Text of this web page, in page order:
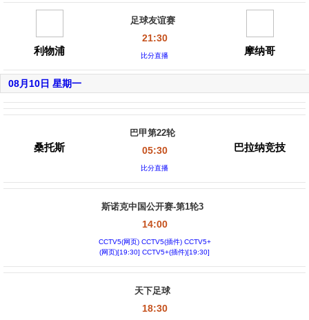
利物浦
足球友谊赛
21:30
比分直播 摩纳哥
08月10日 星期一
桑托斯
巴甲第22轮
05:30
比分直播
巴拉纳竞技
斯诺克中国公开赛-第1轮3
14:00
CCTV5(网页) CCTV5(插件) CCTV5+
(网页)[19:30] CCTV5+(插件)[19:30]
天下足球
18:30